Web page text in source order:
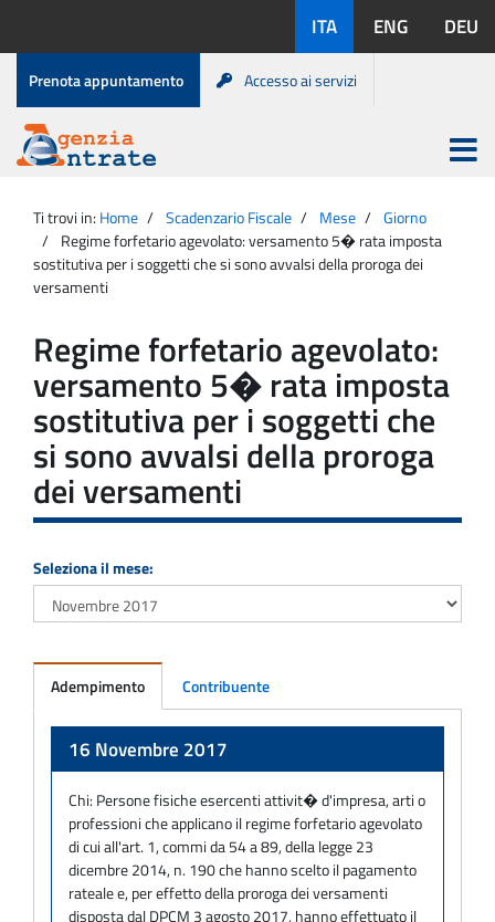
contenuto
disponibili:
ITA ENG DEU
Menu
di
servizio
Prenota appuntamento Accesso ai servizi
Agenzia
Entrate
Apri
menu
principale
Ti trovi in: Home Scadenzario Fiscale Mese
Giorno
Regime forfetario agevolato: versamento 5� rata imposta
sostitutiva per i soggetti che si sono avvalsi della proroga dei
versamenti
Regime forfetario agevolato:
versamento 5� rata imposta
sostitutiva per i soggetti che
si sono avvalsi della proroga
dei versamenti
Seleziona il mese:
Adempimento Contribuente
16 Novembre 2017
Chi: Persone fisiche esercenti attivit� d'impresa, arti o
professioni che applicano il regime forfetario agevolato
di cui all'art. 1, commi da 54 a 89, della legge 23
dicembre 2014, n. 190 che hanno scelto il pagamento
rateale e, per effetto della proroga dei versamenti
disposta dal DPCM 3 agosto 2017, hanno effettuato il